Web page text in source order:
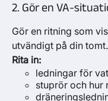
2. Gör en VA-
Gör en ritning som
utvändigt på din tomt.
Rita in:
ledningar för
stuprör och hur